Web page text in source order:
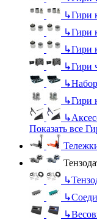
↳Гири
↳Гири
↳Гири
↳Гири
↳
↳Гири
↳
Показать все
↳
↳
↳